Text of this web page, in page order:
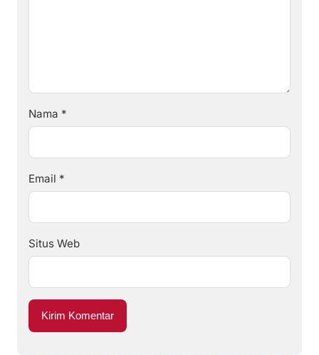
Nama *
Email *
Situs Web